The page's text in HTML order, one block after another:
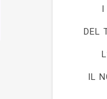
I
DEL
IL